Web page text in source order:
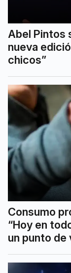
Abel Pintos
nueva
chicos”
Consumo
“Hoy en
un punto de